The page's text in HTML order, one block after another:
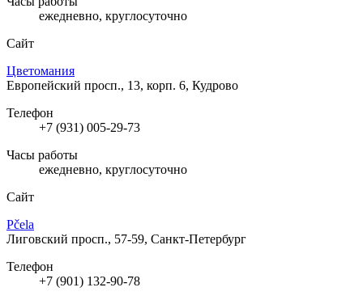
ежедневно, круглосуточно
Сайт
Цветомания
Европейский просп., 13, корп. 6, Кудрово
Телефон
+7 (931) 005-29-73
Часы работы
ежедневно, круглосуточно
Сайт
Pčela
Лиговский просп., 57-59, Санкт-Петербург
Телефон
+7 (901) 132-90-78